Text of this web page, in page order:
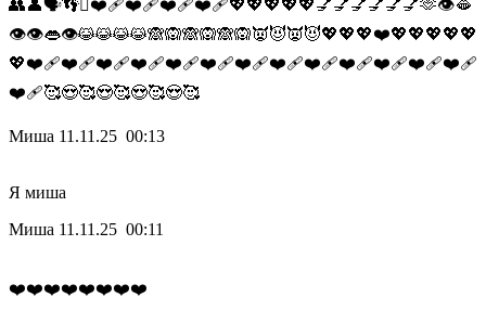
👥👤🗣️👣🫆❤️‍🩹❤️‍🩹❤️‍🩹❤️‍🩹💖💖💖💖💖💅💅💅💅💅💅🫶👁️🫦
👁️👁️👄👁️😹😹😹😹🙈🙉🙈🙉🙈🙉👿😈👿😈💖💖💖❤️💖💖💖💖💖
💖❤️‍🩹❤️‍🩹❤️‍🩹❤️‍🩹❤️‍🩹❤️‍🩹❤️‍🩹❤️‍🩹❤️‍🩹❤️‍🩹❤️‍🩹❤️‍🩹❤️‍🩹
❤️‍🩹🥰😍🥰😍🥰😍🥰😍🥰
Миша 11.11.25 00:13
Я миша
Миша 11.11.25 00:11
❤️❤️❤️❤️❤️❤️❤️❤️